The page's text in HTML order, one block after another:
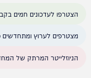
הצטרפו לעדכונים חמים
מצטרפים לערוץ ומתחדשים
הניוזלייטר המרתק של